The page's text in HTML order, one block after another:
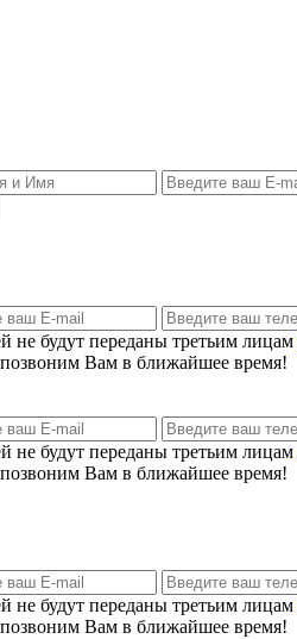
не будут переданы третьим лицам
Вам в ближайшее время!
не будут переданы третьим лицам
Вам в ближайшее время!
не будут переданы третьим лицам
Вам в ближайшее время!